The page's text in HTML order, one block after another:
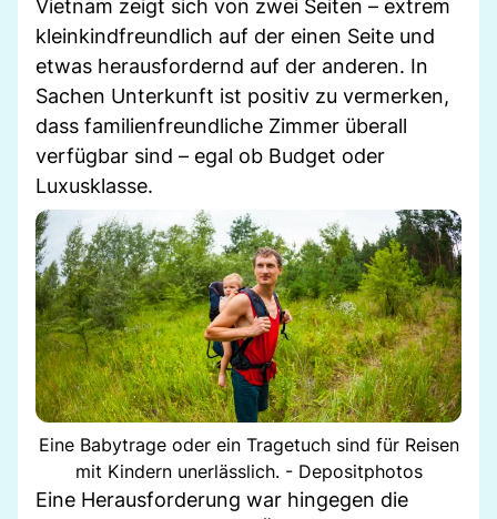
Vietnam zeigt sich von zwei Seiten – extrem
kleinkindfreundlich auf der einen Seite und
etwas herausfordernd auf der anderen. In
Sachen Unterkunft ist positiv zu vermerken,
dass familienfreundliche Zimmer überall
verfügbar sind – egal ob Budget oder
Luxusklasse.
Eine Babytrage oder ein Tragetuch sind für Reisen
mit Kindern unerlässlich. - Depositphotos
Eine Herausforderung war hingegen die